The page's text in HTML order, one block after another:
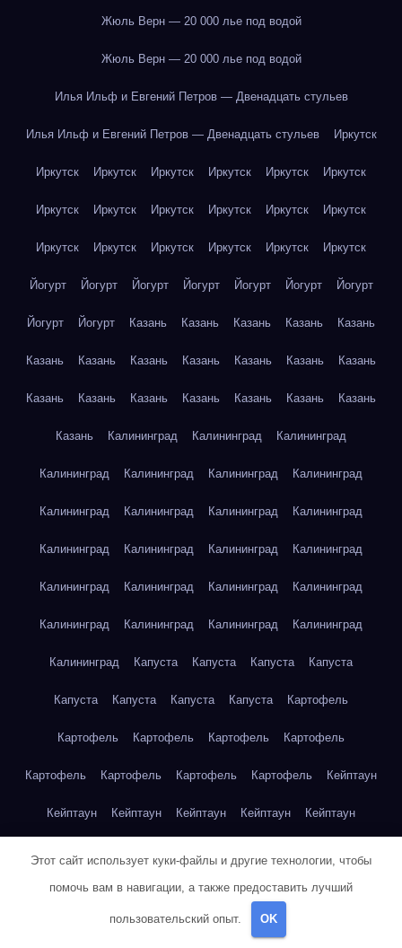
Жюль Верн — 20 000 лье под водой
Жюль Верн — 20 000 лье под водой
Илья Ильф и Евгений Петров — Двенадцать стульев
Илья Ильф и Евгений Петров — Двенадцать стульев Иркутск
Иркутск Иркутск Иркутск Иркутск Иркутск Иркутск
Иркутск Иркутск Иркутск Иркутск Иркутск Иркутск
Иркутск Иркутск Иркутск Иркутск Иркутск Иркутск
Йогурт Йогурт Йогурт Йогурт Йогурт Йогурт Йогурт
Йогурт Йогурт Казань Казань Казань Казань Казань
Казань Казань Казань Казань Казань Казань Казань
Казань Казань Казань Казань Казань Казань Казань
Казань Калининград Калининград Калининград
Калининград Калининград Калининград Калининград
Калининград Калининград Калининград Калининград
Калининград Калининград Калининград Калининград
Калининград Калининград Калининград Калининград
Калининград Калининград Калининград Калининград
Калининград Капуста Капуста Капуста Капуста
Капуста Капуста Капуста Капуста Картофель
Картофель Картофель Картофель Картофель
Картофель Картофель Картофель Картофель Кейптаун
Кейптаун Кейптаун Кейптаун Кейптаун Кейптаун
Кейптаун Кейптаун Кейптаун Кейптаун Кейптаун
Кейптаун Кейптаун Кейптаун
Этот сайт использует куки-файлы и другие технологии, чтобы
помочь вам в навигации, а также предоставить лучший
пользовательский опыт. OK